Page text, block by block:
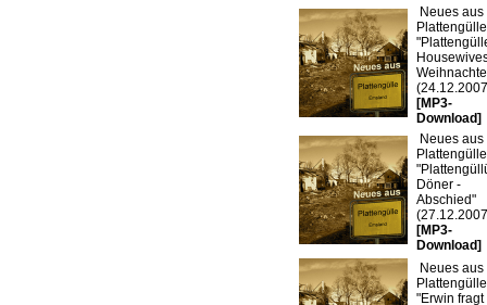
Neues aus
[MP3-
Download]
Neues aus
Döner -
Abschied"
[MP3-
Download]
Neues aus
"Erwin fragt